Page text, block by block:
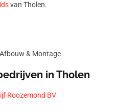
van Tholen.
& Montage
in Tholen
Roozemond BV